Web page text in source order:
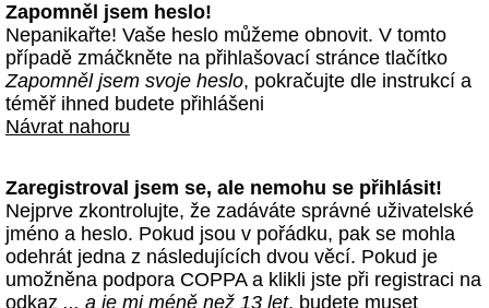
Zapomněl jsem heslo!
Nepanikařte! Vaše heslo můžeme obnovit. V tomto
případě zmáčkněte na přihlašovací stránce tlačítko
Zapomněl jsem svoje heslo, pokračujte dle instrukcí a
téměř ihned budete přihlášeni
Návrat nahoru
Zaregistroval jsem se, ale nemohu se přihlásit!
Nejprve zkontrolujte, že zadáváte správné uživatelské
jméno a heslo. Pokud jsou v pořádku, pak se mohla
odehrát jedna z následujících dvou věcí. Pokud je
umožněna podpora COPPA a klikli jste při registraci na
odkaz ... a je mi méně než 13 let, budete muset